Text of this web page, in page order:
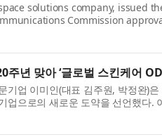
solutions company, issued
Commission
160 megahertz of the Upper C-
주년 맞아 ‘글로벌 스킨케어
기업 이미인(대표 김주원, 박정완)
업으로의 새로운 도약을 선언했다.
사람과 기술을 연결하며 글로벌 스